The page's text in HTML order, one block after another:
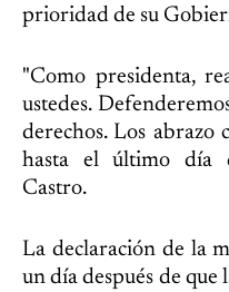
prioridad de su
"Como presidenta,
ustedes.
derechos. Los
hasta el último día
Castro.
La declaración de la
un día después de que